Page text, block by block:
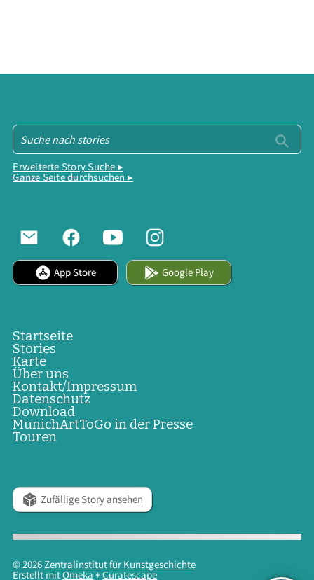
Erweiterte Story Suche ▸
Ganze Seite durchsuchen ▸
App Store Google Play
Startseite
Stories
Karte
Über uns
Kontakt/Impressum
Datenschutz
Download
MunichArtToGo in der Presse
Touren
Zufällige Story ansehen
© 2026Zentralinstitut für Kunstgeschichte
Erstellt mitOmeka +Curatescape